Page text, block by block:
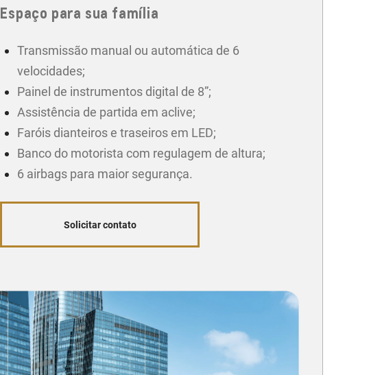
Espaço para sua família
Transmissão manual ou automática de 6
velocidades;
Painel de instrumentos digital de 8”;
Assistência de partida em aclive;
Faróis dianteiros e traseiros em LED;
Banco do motorista com regulagem de altura;
6 airbags para maior segurança.
Solicitar contato